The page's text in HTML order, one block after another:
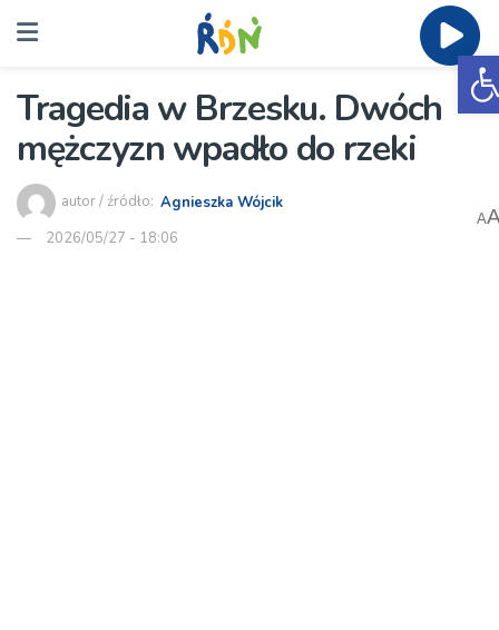
Tragedia w Brzesku. Dwóch
mężczyzn wpadło do rzeki
autor / źródło: Agnieszka Wójcik
2026/05/27 - 18:06
A